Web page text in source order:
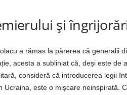
și
a rămas la părerea că generalii
acesta a subliniat că, deși este de
consideră că introducerea legii
Ucraina, este o mișcare neinspirată.